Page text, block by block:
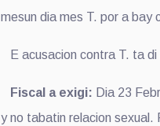
mesun dia mes T. por a bay
E acusacion contra T. ta di
Fiscal a exigi: Dia 23
y no tabatin relacion sexual.